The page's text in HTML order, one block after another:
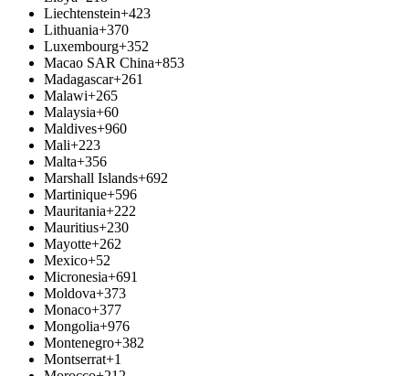
Liechtenstein+423
Lithuania+370
Luxembourg+352
Macao SAR China+853
Madagascar+261
Malawi+265
Malaysia+60
Maldives+960
Mali+223
Malta+356
Marshall Islands+692
Martinique+596
Mauritania+222
Mauritius+230
Mayotte+262
Mexico+52
Micronesia+691
Moldova+373
Monaco+377
Mongolia+976
Montenegro+382
Montserrat+1